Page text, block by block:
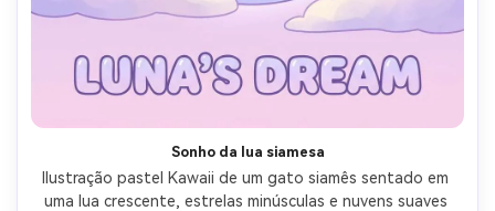
Sonho da lua siamesa
Ilustração pastel Kawaii de um gato siamês sentado em
uma lua crescente, estrelas minúsculas e nuvens suaves